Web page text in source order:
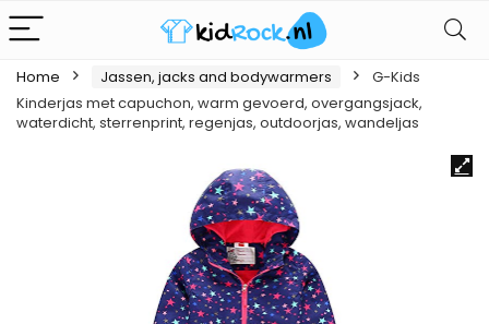
Home Jassen, jacks and bodywarmers
G-Kids
Kinderjas met capuchon, warm gevoerd, overgangsjack,
waterdicht, sterrenprint, regenjas, outdoorjas, wandeljas